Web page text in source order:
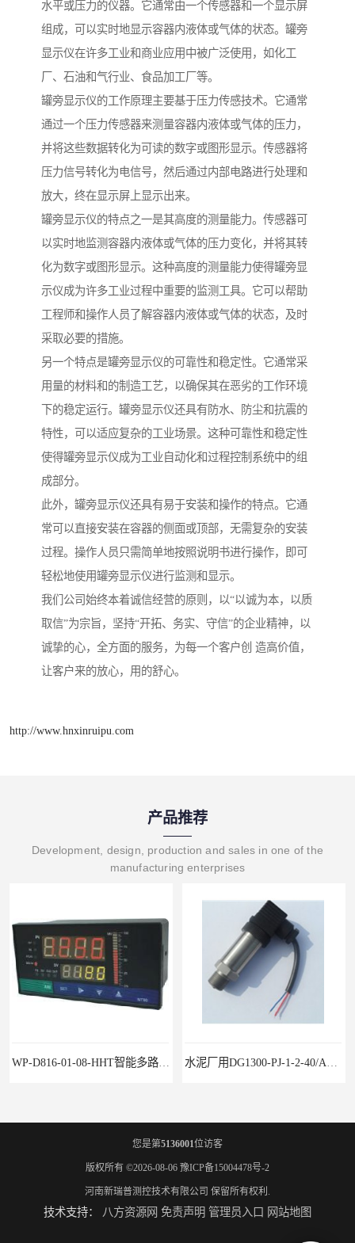
水平或压力的仪器。它通常由一个传感器和一个显示屏
组成，可以实时地显示容器内液体或气体的状态。罐旁
显示仪在许多工业和商业应用中被广泛使用，如化工
厂、石油和气行业、食品加工厂等。
罐旁显示仪的工作原理主要基于压力传感技术。它通常
通过一个压力传感器来测量容器内液体或气体的压力，
并将这些数据转化为可读的数字或图形显示。传感器将
压力信号转化为电信号，然后通过内部电路进行处理和
放大，终在显示屏上显示出来。
罐旁显示仪的特点之一是其高度的测量能力。传感器可
以实时地监测容器内液体或气体的压力变化，并将其转
化为数字或图形显示。这种高度的测量能力使得罐旁显
示仪成为许多工业过程中重要的监测工具。它可以帮助
工程师和操作人员了解容器内液体或气体的状态，及时
采取必要的措施。
另一个特点是罐旁显示仪的可靠性和稳定性。它通常采
用量的材料和的制造工艺，以确保其在恶劣的工作环境
下的稳定运行。罐旁显示仪还具有防水、防尘和抗震的
特性，可以适应复杂的工业场景。这种可靠性和稳定性
使得罐旁显示仪成为工业自动化和过程控制系统中的组
成部分。
此外，罐旁显示仪还具有易于安装和操作的特点。它通
常可以直接安装在容器的侧面或顶部，无需复杂的安装
过程。操作人员只需简单地按照说明书进行操作，即可
轻松地使用罐旁显示仪进行监测和显示。
我们公司始终本着诚信经营的原则，以“以诚为本，以质
取信”为宗旨，坚持“开拓、务实、守信”的企业精神，以
诚挚的心，全方面的服务，为每一个客户创 造高价值，
让客户来的放心，用的舒心。
http://www.hnxinruipu.com
产品推荐
Development, design, production and sales in one of the
manufacturing enterprises
您是第5136001位访客
版权所有 ©2026-08-06 豫ICP备15004478号-2
河南新瑞普测控技术有限公司 保留所有权利.
技术支持： 八方资源网 免责声明 管理员入口 网站地图